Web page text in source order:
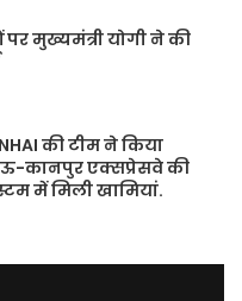
मुख्यमंत्री योगी ने की
की टीम ने किया
कानपुर एक्सप्रेसवे की
में मिली खामियां.